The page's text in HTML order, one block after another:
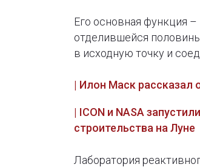
Его основная функция
отделившейся
в исходную точку и
| Илон Маск рассказал
| ICON и NASA
строительства на Луне
Лаборатория